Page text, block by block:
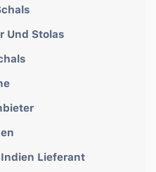
Und Stolas
Lieferant